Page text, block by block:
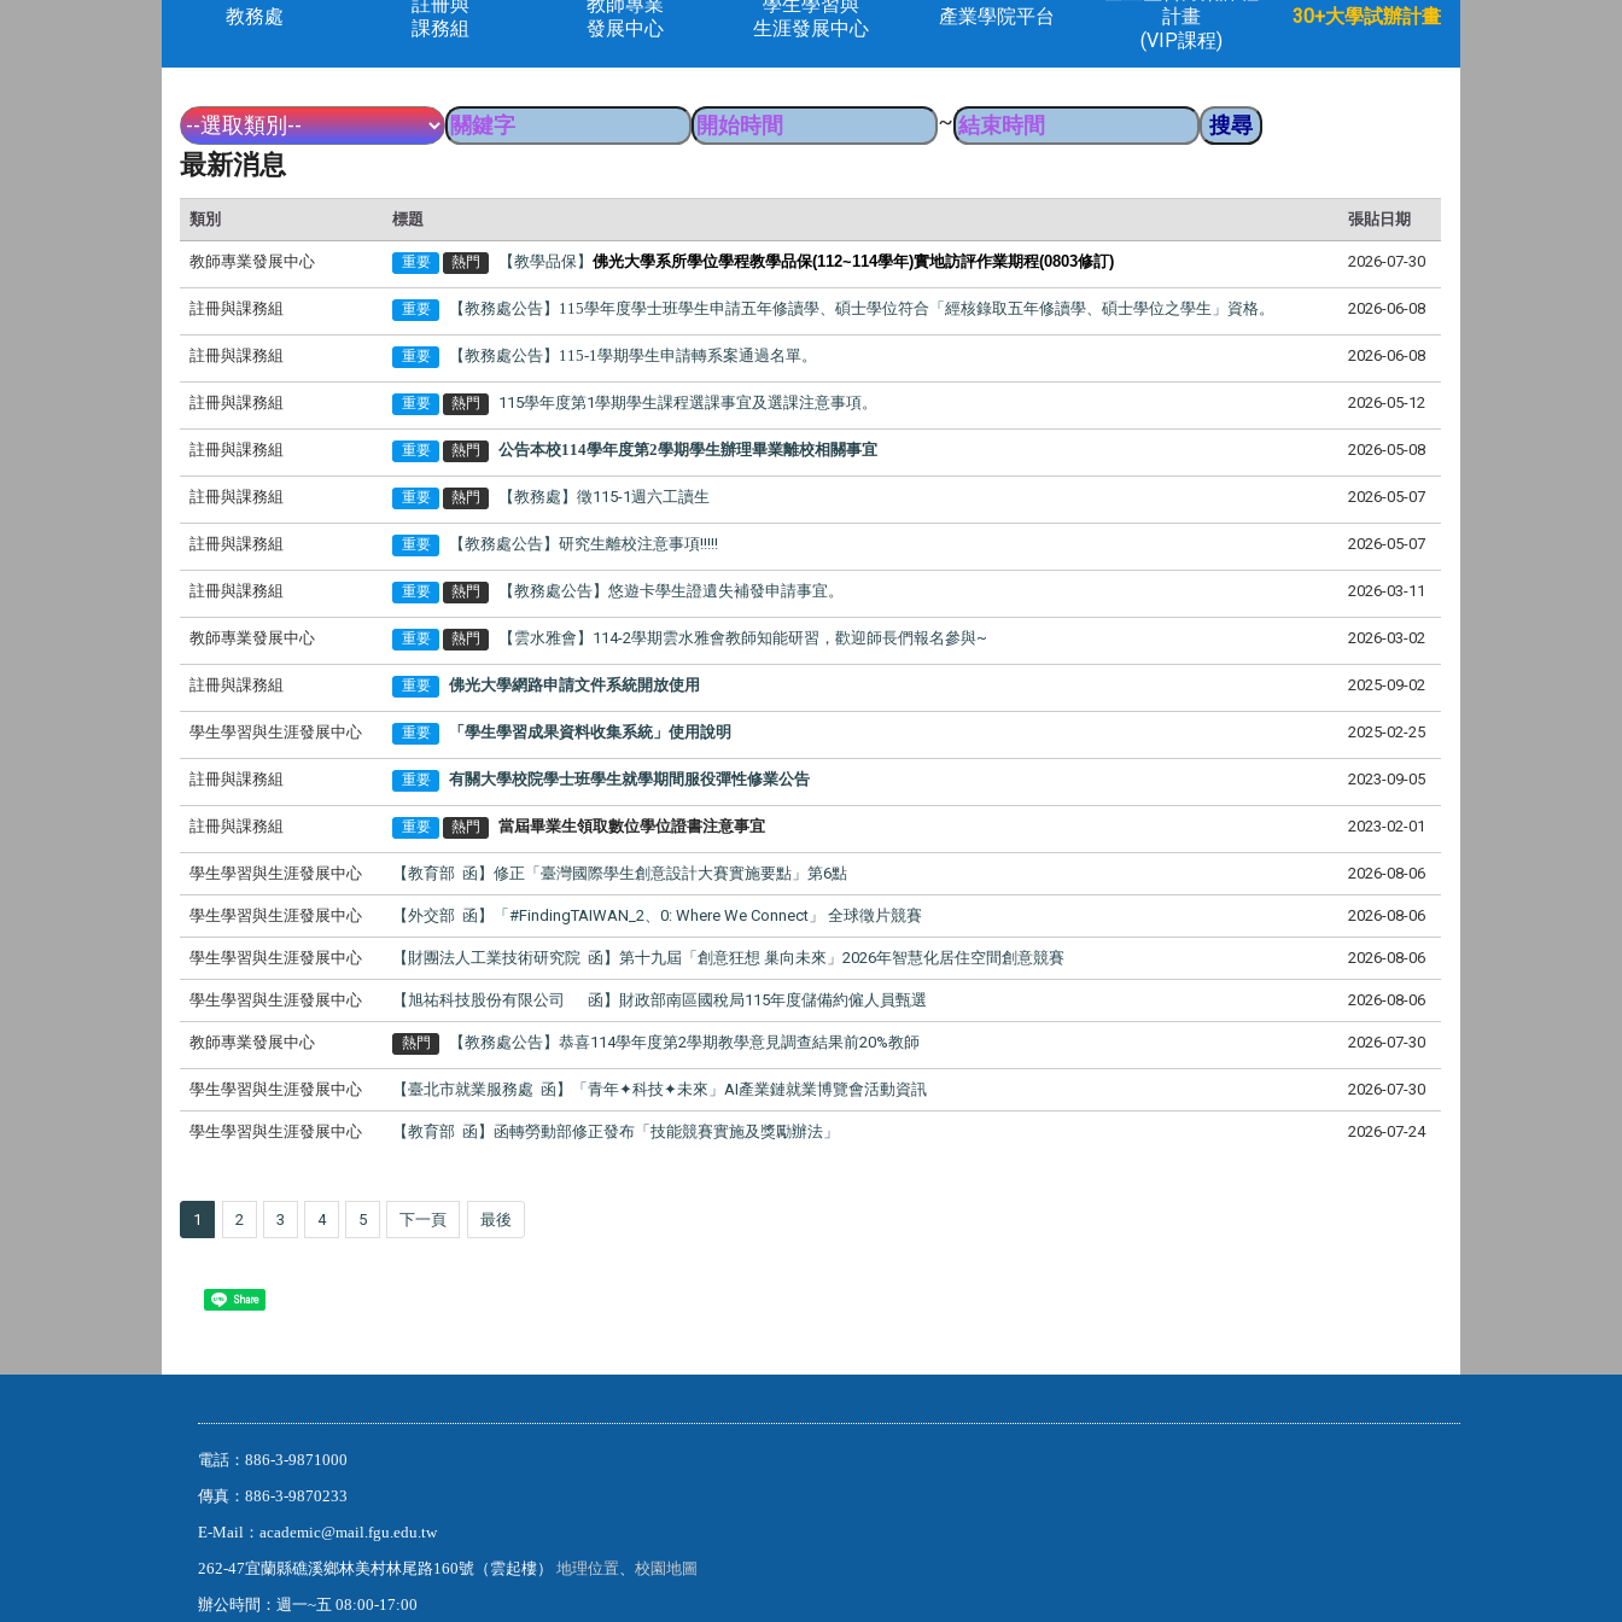
教務處
課務組
發展中心
生涯發展中心
產業學院平台
計畫
(VIP課程)
30+大學試辦計畫
~
最新消息
類別 標題 張貼日期
教師專業發展中心 重要 熱門 【教學品保】佛光大學系所學位學程教學品保(112~114學年)實地訪評作業期程(0803修訂) 2026-07-30
註冊與課務組 重要 【教務處公告】115學年度學士班學生申請五年修讀學、碩士學位符合「經核錄取五年修讀學、碩士學位之學生 」資格。 2026-06-08
註冊與課務組 重要 【教務處公告】115-1學期學生申請轉系案通過名單。 2026-06-08
註冊與課務組 重要 熱門 115學年度第1學期學生課程選課事宜及選課注意事項。 2026-05-12
註冊與課務組 重要 熱門 公告本校114學年度第2學期學生辦理畢業離校相關事宜 2026-05-08
註冊與課務組 重要 熱門 【教務處】徵115-1週六工讀生 2026-05-07
註冊與課務組 重要 【教務處公告】研究生離校注意事項!!!!! 2026-05-07
註冊與課務組 重要 熱門 【教務處公告】悠遊卡學生證遺失補發申請事宜。 2026-03-11
教師專業發展中心 重要 熱門 【雲水雅會】114-2學期雲水雅會教師知能研習，歡迎師長們報名參與~ 2026-03-02
註冊與課務組 重要 佛光大學網路申請文件系統開放使用 2025-09-02
學生學習與生涯發展中心 重要 「學生學習成果資料收集系統」使用說明 2025-02-25
註冊與課務組 重要 有關大學校院學士班學生就學期間服役彈性修業公告 2023-09-05
註冊與課務組 重要 熱門 當屆畢業生領取數位學位證書注意事宜 2023-02-01
學生學習與生涯發展中心 【教育部 函】修正「臺灣國際學生創意設計大賽實施要點」第6點 2026-08-06
學生學習與生涯發展中心 【外交部 函】「#FindingTAIWAN_2、0: Where We Connect」 全球徵片競賽 2026-08-06
學生學習與生涯發展中心 【財團法人工業技術研究院 函】第十九屆「創意狂想 巢向未來」2026年智慧化居住空間創意競賽 2026-08-06
學生學習與生涯發展中心 【旭祐科技股份有限公司 函】財政部南區國稅局115年度儲備約僱人員甄選 2026-08-06
教師專業發展中心 熱門 【教務處公告】恭喜114學年度第2學期教學意見調查結果前20%教師 2026-07-30
學生學習與生涯發展中心 【臺北市就業服務處 函】「青年✦科技✦未來」AI產業鏈就業博覽會活動資訊 2026-07-30
學生學習與生涯發展中心 【教育部 函】函轉勞動部修正發布「技能競賽實施及獎勵辦法」 2026-07-24
1 2 3 4 5 下一頁 最後
Share
電話：886-3-9871000
傳真：886-3-9870233
E-Mail：academic@mail.fgu.edu.tw
262-47宜蘭縣礁溪鄉林美村林尾路160號（雲起樓）地理位置 、校園地圖
辦公時間：週一~五 08:00-17:00